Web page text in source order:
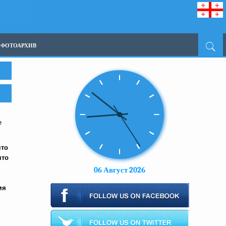
ФОТОАРХИВ
06 Август 2026